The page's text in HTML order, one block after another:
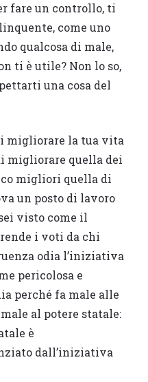
fare un controllo, ti
come uno
qualcosa di male,
ti è utile? Non lo so,
una cosa del
migliorare la tua vita
migliorare quella dei
migliori quella di
un posto di lavoro
visto come il
i voti da chi
odia l’iniziativa
pericolosa e
perché fa male alle
al potere statale:
è
dall’iniziativa